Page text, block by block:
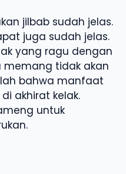
jilbab sudah jelas.
juga sudah jelas.
yang ragu dengan
memang tidak akan
bahwa manfaat
akhirat kelak.
untuk